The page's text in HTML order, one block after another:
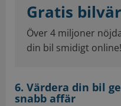
Gratis
Över 4 miljoner
din bil smidigt online!
6. Värdera din bil
snabb affär